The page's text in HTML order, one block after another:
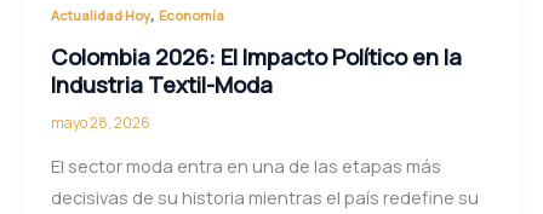
Actualidad Hoy, Economía
Colombia 2026: El Impacto Político en la
Industria Textil-Moda
mayo 28, 2026
El sector moda entra en una de las etapas más
decisivas de su historia mientras el país redefine su